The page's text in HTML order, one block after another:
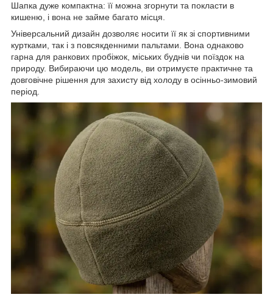
Шапка дуже компактна: її можна згорнути та покласти в
кишеню, і вона не займе багато місця.
Універсальний дизайн дозволяє носити її як зі спортивними
куртками, так і з повсякденними пальтами. Вона однаково
гарна для ранкових пробіжок, міських буднів чи поїздок на
природу. Вибираючи цю модель, ви отримуєте практичне та
довговічне рішення для захисту від холоду в осінньо-зимовий
період.